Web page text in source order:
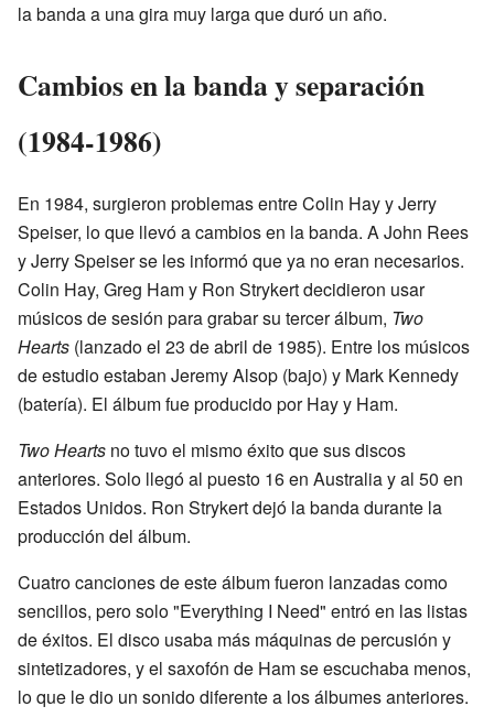
la banda a una gira muy larga que duró un año.
Cambios en la banda y separación
(1984-1986)
En 1984, surgieron problemas entre Colin Hay y Jerry
Speiser, lo que llevó a cambios en la banda. A John Rees
y Jerry Speiser se les informó que ya no eran necesarios.
Colin Hay, Greg Ham y Ron Strykert decidieron usar
músicos de sesión para grabar su tercer álbum, Two
Hearts (lanzado el 23 de abril de 1985). Entre los músicos
de estudio estaban Jeremy Alsop (bajo) y Mark Kennedy
(batería). El álbum fue producido por Hay y Ham.
Two Hearts no tuvo el mismo éxito que sus discos
anteriores. Solo llegó al puesto 16 en Australia y al 50 en
Estados Unidos. Ron Strykert dejó la banda durante la
producción del álbum.
Cuatro canciones de este álbum fueron lanzadas como
sencillos, pero solo "Everything I Need" entró en las listas
de éxitos. El disco usaba más máquinas de percusión y
sintetizadores, y el saxofón de Ham se escuchaba menos,
lo que le dio un sonido diferente a los álbumes anteriores.